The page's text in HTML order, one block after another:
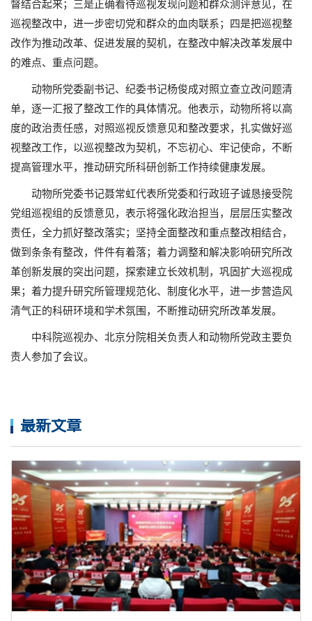
督结合起来；三是正确看待巡视发现问题和群众测评意见，在
巡视整改中，进一步密切党和群众的血肉联系；四是把巡视整
改作为推动改革、促进发展的契机，在整改中解决改革发展中
的难点、重点问题。
动物所党委副书记、纪委书记杨俊成对照立查立改问题清
单，逐一汇报了整改工作的具体情况。他表示，动物所将以高
度的政治责任感，对照巡视反馈意见和整改要求，扎实做好巡
视整改工作，以巡视整改为契机，不忘初心、牢记使命，不断
提高管理水平，推动研究所科研创新工作持续健康发展。
动物所党委书记聂常虹代表所党委和行政班子诚恳接受院
党组巡视组的反馈意见，表示将强化政治担当，层层压实整改
责任，全力抓好整改落实；坚持全面整改和重点整改相结合，
做到条条有整改，件件有着落；着力调整和解决影响研究所改
革创新发展的突出问题，探索建立长效机制，巩固扩大巡视成
果；着力提升研究所管理规范化、制度化水平，进一步营造风
清气正的科研环境和学术氛围，不断推动研究所改革发展。
中科院巡视办、北京分院相关负责人和动物所党政主要负
责人参加了会议。
最新文章